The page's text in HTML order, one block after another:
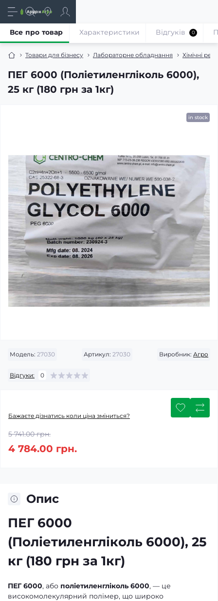
Товари для бізнесу Лабораторне обладнання Хімічні
ПЕГ 6000 (Поліетиленгліколь 6000),
25 кг (180 грн за 1кг)
Все про товар Характеристики Відгуків 0
in stock
Модель: 27030 Артикул: 27030 Виробник: Агро
Відгуки: 0
Бажаєте дізнатись коли ціна зміниться?
5 741.00 грн.
4 784.00 грн.
Опис
ПЕГ 6000
(Поліетиленгліколь 6000), 25
кг (180 грн за 1кг)
ПЕГ 6000, або поліетиленгліколь 6000, — це
високомолекулярний полімер, що широко